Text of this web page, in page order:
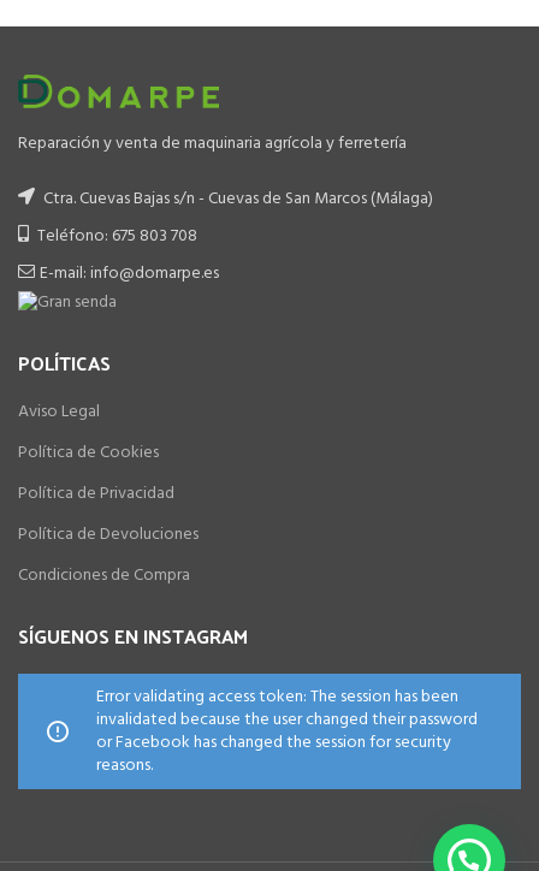
Reparación y venta de maquinaria agrícola y ferretería
Ctra. Cuevas Bajas s/n - Cuevas de San Marcos (Málaga)
Teléfono: 675 803 708
E-mail: info@domarpe.es
POLÍTICAS
Aviso Legal
Política de Cookies
Política de Privacidad
Política de Devoluciones
Condiciones de Compra
SÍGUENOS EN INSTAGRAM
Error validating access token: The session has been
invalidated because the user changed their password
or Facebook has changed the session for security
reasons.